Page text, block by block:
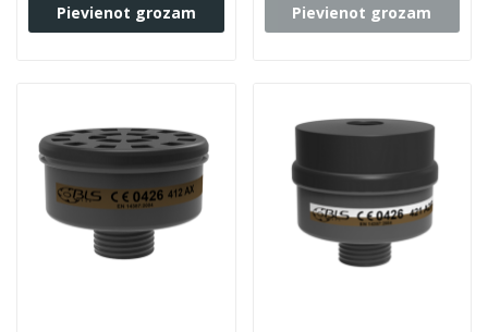
Pievienot grozam Pievienot grozam